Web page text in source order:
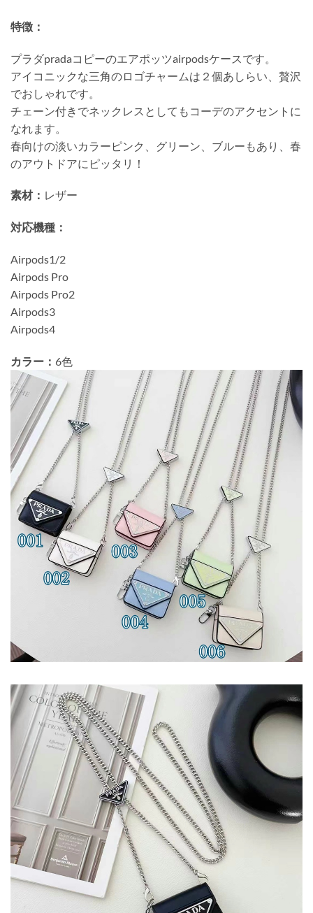
特徴：
プラダpradaコピーのエアポッツairpodsケースです。
アイコニックな三角のロゴチャームは２個あしらい、贅沢
でおしゃれです。
チェーン付きでネックレスとしてもコーデのアクセントに
なれます。
春向けの淡いカラーピンク、グリーン、ブルーもあり、春
のアウトドアにピッタリ！
素材： レザー
対応機種：
Airpods1/2
Airpods Pro
Airpods Pro2
Airpods3
Airpods4
カラー： 6色